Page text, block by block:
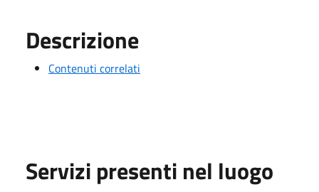
Descrizione
Contenuti correlati
Servizi presenti nel luogo